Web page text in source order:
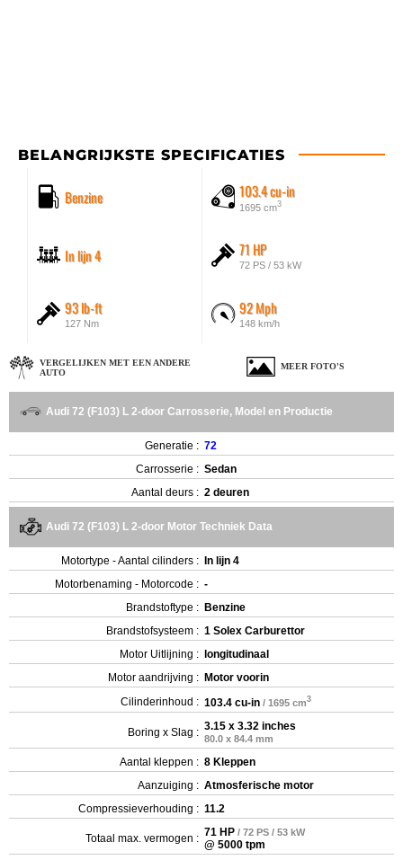
BELANGRIJKSTE SPECIFICATIES
Benzine 103.4 cu-in
1695 cm3
In lijn 4 71 HP
72 PS / 53 kW
93 lb-ft
127 Nm
92 Mph
148 km/h
VERGELIJKEN MET EEN ANDERE
AUTO
MEER FOTO'S
Audi 72 (F103) L 2-door Carrosserie, Model en Productie
Generatie : 72
Carrosserie : Sedan
Aantal deurs : 2 deuren
Audi 72 (F103) L 2-door Motor Techniek Data
Motortype - Aantal cilinders :
In lijn 4
Motorbenaming - Motorcode : -
Brandstoftype : Benzine
Brandstofsysteem : 1 Solex Carburettor
Motor Uitlijning :
longitudinaal
Motor aandrijving : Motor voorin
Cilinderinhoud : 103.4 cu-in / 1695 cm3
Boring x Slag : 3.15 x 3.32 inches
80.0 x 84.4 mm
Aantal kleppen : 8 Kleppen
Aanzuiging : Atmosferische motor
Compressieverhouding : 11.2
Totaal max. vermogen : 71 HP / 72 PS / 53 kW
@ 5000 tpm